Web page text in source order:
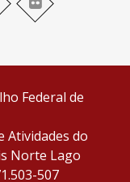
flickr
Federal de
Atividades do
Norte Lago
507